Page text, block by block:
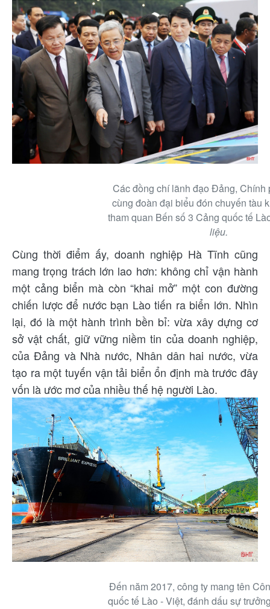
Các đồng chí lãnh đạo Đảng, Chính
cùng đoàn đại biểu đón chuyến tàu
tham quan Bến số 3 Cảng quốc tế
liệu.
Cùng thời điểm ấy, doanh nghiệp Hà Tĩnh cũng
mang trọng trách lớn lao hơn: không chỉ vận hành
một cảng biển mà còn “khai mở” một con đường
chiến lược để nước bạn Lào tiến ra biển lớn. Nhìn
lại, đó là một hành trình bền bỉ: vừa xây dựng cơ
sở vật chất, giữ vững niềm tin của doanh nghiệp,
của Đảng và Nhà nước, Nhân dân hai nước, vừa
tạo ra một tuyến vận tải biển ổn định mà trước đây
vốn là ước mơ của nhiều thế hệ người Lào.
Đến năm 2017, công ty mang tên
quốc tế Lào - Việt, đánh dấu sự